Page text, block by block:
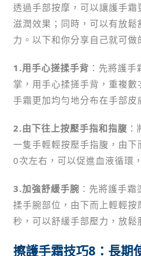
透過手部按摩，可以讓護手
滋潤效果；同時，可以有放
力。以下和你分享自己就可做
1.用手心搓揉手背 ：先將護
掌，用手心揉搓手背，重複
手霜更加均勻地分布在手部皮
2.由下往上按壓手指和指腹
一隻手輕輕按壓手指腹，由
0次左右，可以促進血液循環
3.加強舒緩手腕 ：先將護手
揉手腕部位，由下而上輕輕
秒，可以舒緩手部壓力，放鬆
擦護手霜技巧8：長期